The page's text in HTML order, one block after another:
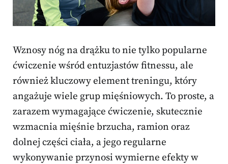
Wznosy nóg na drążku to nie tylko popularne
ćwiczenie wśród entuzjastów fitnessu, ale
również kluczowy element treningu, który
angażuje wiele grup mięśniowych. To proste, a
zarazem wymagające ćwiczenie, skutecznie
wzmacnia mięśnie brzucha, ramion oraz
dolnej części ciała, a jego regularne
wykonywanie przynosi wymierne efekty w